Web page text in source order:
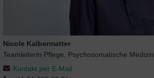
Nicole Kalbermatter
Teamleiterin Pflege, Psychosomatische Medizin
Kontakt per E-Mail